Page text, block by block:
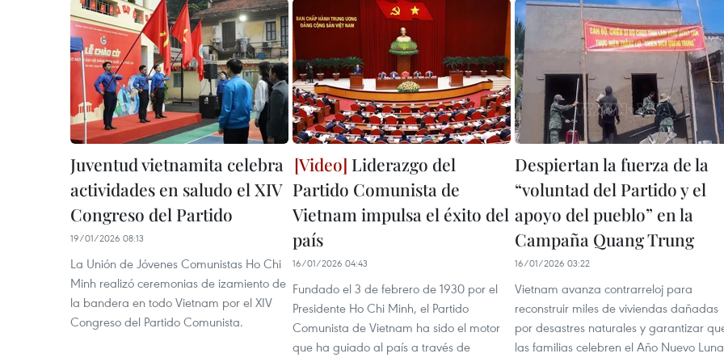
Juventud vietnamita celebra
actividades en saludo el XIV
Congreso del Partido
19/01/2026 08:13
La Unión de Jóvenes Comunistas Ho Chi
Minh realizó ceremonias de izamiento de
la bandera en todo Vietnam por el XIV
Congreso del Partido Comunista.
Liderazgo del
Partido Comunista de
Vietnam impulsa el éxito del
país
16/01/2026 04:43
Fundado el 3 de febrero de 1930 por el
Presidente Ho Chi Minh, el Partido
Comunista de Vietnam ha sido el motor
que ha guiado al país a través de
Despiertan la fuerza de la
“voluntad del Partido y el
apoyo del pueblo” en la
Campaña Quang Trung
16/01/2026 03:22
Vietnam avanza contrarreloj para
reconstruir miles de viviendas dañadas
por desastres naturales y garantizar
las familias celebren el Año Nuevo